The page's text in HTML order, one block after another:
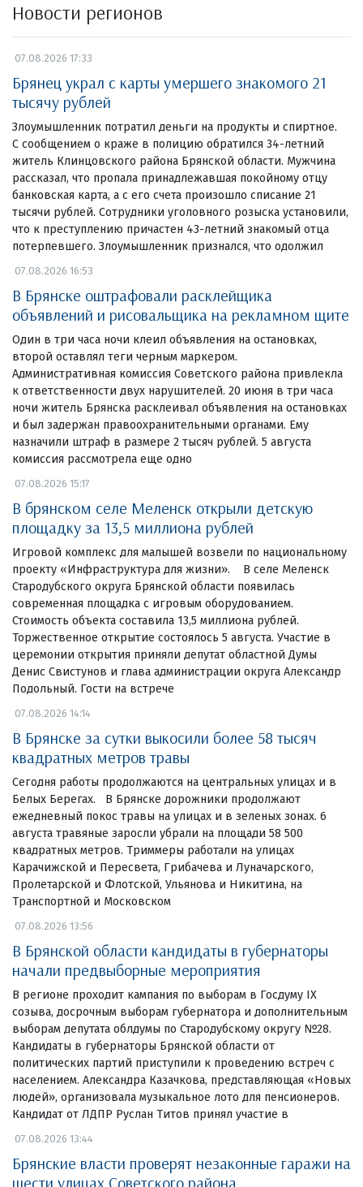
Новости регионов
07.08.2026 17:33
Брянец украл с карты умершего знакомого 21
тысячу рублей
Злоумышленник потратил деньги на продукты и спиртное.
С сообщением о краже в полицию обратился 34-летний
житель Клинцовского района Брянской области. Мужчина
рассказал, что пропала принадлежавшая покойному отцу
банковская карта, а с его счета произошло списание 21
тысячи рублей. Сотрудники уголовного розыска установили,
что к преступлению причастен 43-летний знакомый отца
потерпевшего. Злоумышленник признался, что одолжил
07.08.2026 16:53
В Брянске оштрафовали расклейщика
объявлений и рисовальщика на рекламном щите
Один в три часа ночи клеил объявления на остановках,
второй оставлял теги черным маркером.
Административная комиссия Советского района привлекла
к ответственности двух нарушителей. 20 июня в три часа
ночи житель Брянска расклеивал объявления на остановках
и был задержан правоохранительными органами. Ему
назначили штраф в размере 2 тысяч рублей. 5 августа
комиссия рассмотрела еще одно
07.08.2026 15:17
В брянском селе Меленск открыли детскую
площадку за 13,5 миллиона рублей
Игровой комплекс для малышей возвели по национальному
проекту «Инфраструктура для жизни». В селе Меленск
Стародубского округа Брянской области появилась
современная площадка с игровым оборудованием.
Стоимость объекта составила 13,5 миллиона рублей.
Торжественное открытие состоялось 5 августа. Участие в
церемонии открытия приняли депутат областной Думы
Денис Свистунов и глава администрации округа Александр
Подольный. Гости на встрече
07.08.2026 14:14
В Брянске за сутки выкосили более 58 тысяч
квадратных метров травы
Сегодня работы продолжаются на центральных улицах и в
Белых Берегах. В Брянске дорожники продолжают
ежедневный покос травы на улицах и в зеленых зонах. 6
августа травяные заросли убрали на площади 58 500
квадратных метров. Триммеры работали на улицах
Карачижской и Пересвета, Грибачева и Луначарского,
Пролетарской и Флотской, Ульянова и Никитина, на
Транспортной и Московском
07.08.2026 13:56
В Брянской области кандидаты в губернаторы
начали предвыборные мероприятия
В регионе проходит кампания по выборам в Госдуму IX
созыва, досрочным выборам губернатора и дополнительным
выборам депутата облдумы по Стародубскому округу №28.
Кандидаты в губернаторы Брянской области от
политических партий приступили к проведению встреч с
населением. Александра Казачкова, представляющая «Новых
людей», организовала музыкальное лото для пенсионеров.
Кандидат от ЛДПР Руслан Титов принял участие в
07.08.2026 13:44
Брянские власти проверят незаконные гаражи на
шести улицах Советского района